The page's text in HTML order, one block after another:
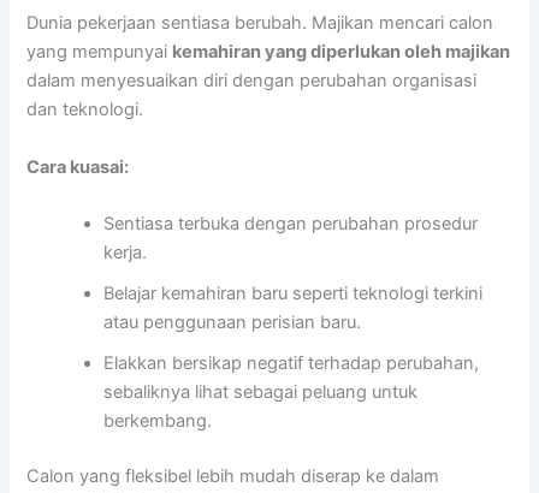
Dunia pekerjaan sentiasa berubah. Majikan mencari calon
yang mempunyai kemahiran yang diperlukan oleh majikan
dalam menyesuaikan diri dengan perubahan organisasi
dan teknologi.
Cara kuasai:
Sentiasa terbuka dengan perubahan prosedur
kerja.
Belajar kemahiran baru seperti teknologi terkini
atau penggunaan perisian baru.
Elakkan bersikap negatif terhadap perubahan,
sebaliknya lihat sebagai peluang untuk
berkembang.
Calon yang fleksibel lebih mudah diserap ke dalam